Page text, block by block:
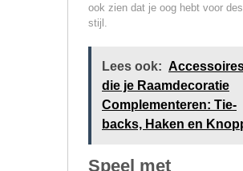
ook zien dat je oog hebt voor
stijl.
Lees ook:
die je Raamdecoratie
Complementeren: Tie-
backs, Haken en
Speel met